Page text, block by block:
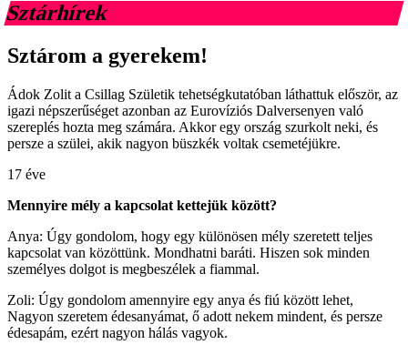
Sztárhírek
Sztárom a gyerekem!
Ádok Zolit a Csillag Születik tehetségkutatóban láthattuk először, az
igazi népszerűséget azonban az Eurovíziós Dalversenyen való
szereplés hozta meg számára. Akkor egy ország szurkolt neki, és
persze a szülei, akik nagyon büszkék voltak csemetéjükre.
17 éve
Mennyire mély a kapcsolat kettejük között?
Anya: Úgy gondolom, hogy egy különösen mély szeretett teljes
kapcsolat van közöttünk. Mondhatni baráti. Hiszen sok minden
személyes dolgot is megbeszélek a fiammal.
Zoli: Úgy gondolom amennyire egy anya és fiú között lehet,
Nagyon szeretem édesanyámat, ő adott nekem mindent, és persze
édesapám, ezért nagyon hálás vagyok.